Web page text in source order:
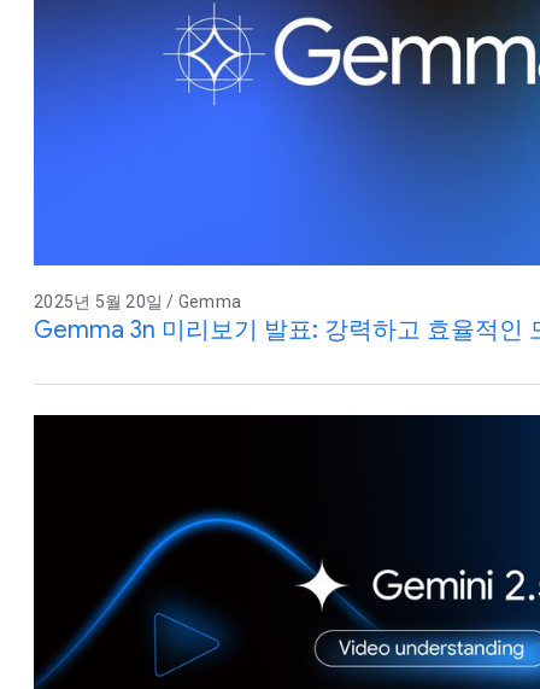
2025년 5월 20일 / Gemma
Gemma 3n 미리보기 발표: 강력하고 효율적인